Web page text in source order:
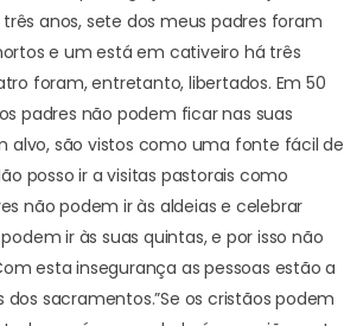
três anos, sete dos meus padres foram
e um está em cativeiro há três
foram, entretanto, libertados. Em 50
padres não podem ficar nas suas
alvo, são vistos como uma fonte fácil de
posso ir a visitas pastorais como
não podem ir às aldeias e celebrar
ir às suas quintas, e por isso não
esta insegurança as pessoas estão a
sacramentos.”Se os cristãos podem